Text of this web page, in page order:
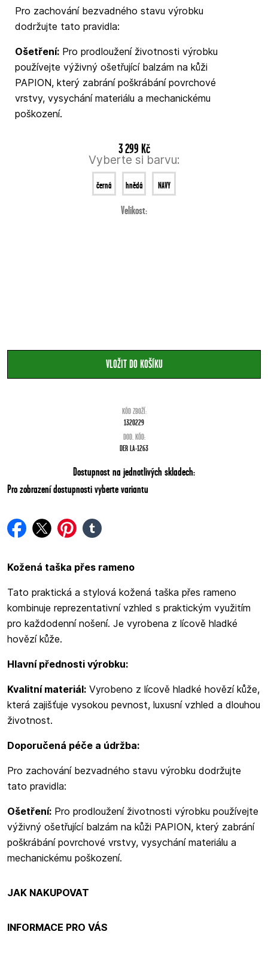
Pro zachování bezvadného stavu výrobku
dodržujte tato pravidla:
Ošetření:Pro prodloužení životnosti výrobku
používejte výživný ošetřující balzám na kůži
PAPION, který zabrání poškrábání povrchové
vrstvy, vysychání materiálu a mechanickému
poškození.
3 299 Kč
Vyberte si barvu:
černá hnědá NAVY
Velikost:
KÓD ZBOŽÍ:
1320229
DOD. KÓD:
DER LA-1263
Dostupnost na jednotlivých skladech:
Pro zobrazení dostupnosti vyberte variantu
facebook
twitterpinterest
tumblr
Kožená taška přes rameno
Tato praktická a stylová kožená taška přes rameno
kombinuje reprezentativní vzhled s praktickým využitím
pro každodenní nošení. Je vyrobena z lícově hladké
hovězí kůže.
Hlavní přednosti výrobku:
Kvalitní materiál: Vyrobeno z lícově hladké hovězí kůže,
která zajišťuje vysokou pevnost, luxusní vzhled a dlouhou
životnost.
Doporučená péče a údržba:
Pro zachování bezvadného stavu výrobku dodržujte
tato pravidla:
Ošetření: Pro prodloužení životnosti výrobku používejte
výživný ošetřující balzám na kůži PAPION, který zabrání
poškrábání povrchové vrstvy, vysychání materiálu a
mechanickému poškození.
JAK NAKUPOVAT
INFORMACE PRO VÁS